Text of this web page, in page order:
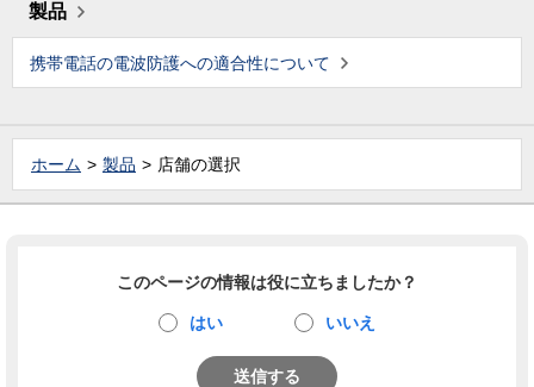
製品
携帯電話の電波防護への適合性について
ホーム 製品 店舗の選択
このページの情報は役に立ちましたか？
はい いいえ
送信する